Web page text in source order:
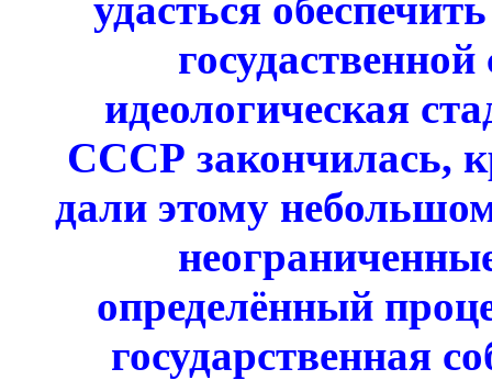
идеологическая
СССР закончилась,
дали этому
определённый
государственная